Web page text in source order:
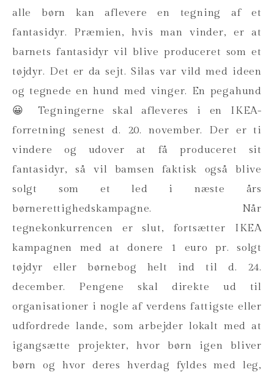
alle børn kan aflevere en tegning af et
fantasidyr. Præmien, hvis man vinder, er at
barnets fantasidyr vil blive produceret som et
tøjdyr. Det er da sejt. Silas var vild med ideen
og tegnede en hund med vinger. En pegahund
😀 Tegningerne skal afleveres i en IKEA-
forretning senest d. 20. november. Der er ti
vindere og udover at få produceret sit
fantasidyr, så vil bamsen faktisk også blive
solgt som et led i næste års
børnerettighedskampagne. Når
tegnekonkurrencen er slut, fortsætter IKEA
kampagnen med at donere 1 euro pr. solgt
tøjdyr eller børnebog helt ind til d. 24.
december. Pengene skal direkte ud til
organisationer i nogle af verdens fattigste eller
udfordrede lande, som arbejder lokalt med at
igangsætte projekter, hvor børn igen bliver
børn og hvor deres hverdag fyldes med leg,